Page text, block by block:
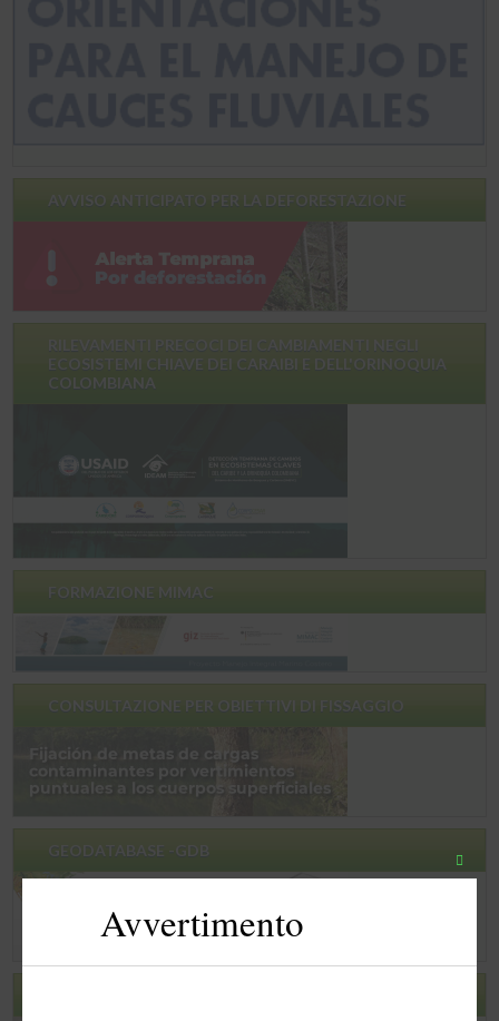
AVVISO ANTICIPATO PER LA DEFORESTAZIONE
ECOSISTEMI CHIAVE DEI CARAIBI E DELL'ORINOQUIA
COLOMBIANA
FORMAZIONE MIMAC
CONSULTAZIONE PER OBIETTIVI DI FISSAGGIO
GEODATABASE -GDB
Chiudi
Avvertimento